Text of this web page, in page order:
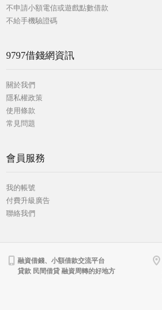
不申請小額電信或遊戲點數借款
不給手機驗證碼
9797借錢網資訊
關於我們
隱私權政策
使用條款
常見問題
會員服務
我的帳號
付費升級廣告
聯絡我們
融資借錢、小額借款交流平台
貸款 民間借貸 融資周轉的好地方